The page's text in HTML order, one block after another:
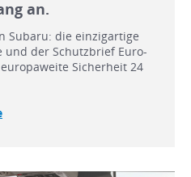
an.
Subaru: die einzigartige
und der Schutzbrief Euro-
Sicherheit 24